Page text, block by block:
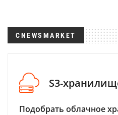
CNEWSMARKET
S3-
Подобрать облачное